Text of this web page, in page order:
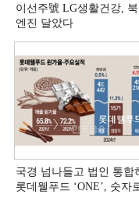
이선주號 LG생활건강, 북
엔진 달았다
국경 넘나들고 법인 통
롯데웰푸드 ‘ONE’, 숫자